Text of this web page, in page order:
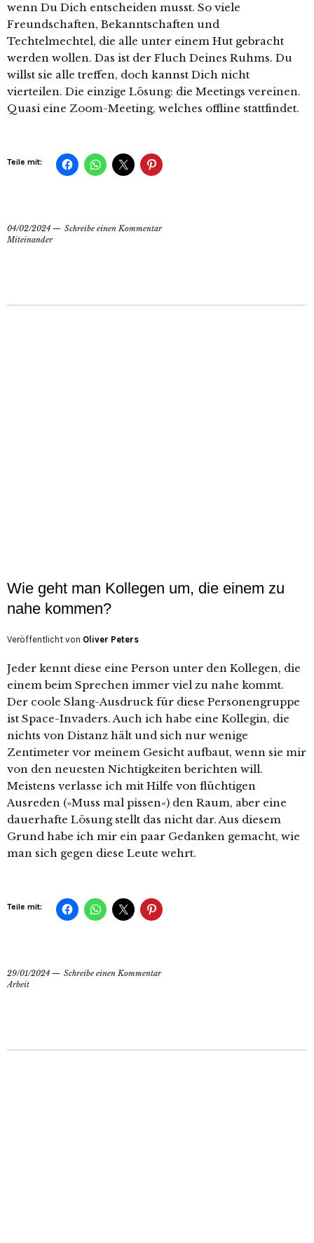
wenn Du Dich entscheiden musst. So viele
Freundschaften, Bekanntschaften und
Techtelmechtel, die alle unter einem Hut gebracht
werden wollen. Das ist der Fluch Deines Ruhms. Du
willst sie alle treffen, doch kannst Dich nicht
vierteilen. Die einzige Lösung: die Meetings vereinen.
Quasi eine Zoom-Meeting, welches offline stattfindet.
Teile mit:
04/02/2024
Schreibe einen Kommentar
Miteinander
Wie geht man Kollegen um, die einem zu
nahe kommen?
Veröffentlicht von Oliver Peters
Jeder kennt diese eine Person unter den Kollegen, die
einem beim Sprechen immer viel zu nahe kommt.
Der coole Slang-Ausdruck für diese Personengruppe
ist Space-Invaders. Auch ich habe eine Kollegin, die
nichts von Distanz hält und sich nur wenige
Zentimeter vor meinem Gesicht aufbaut, wenn sie mir
von den neuesten Nichtigkeiten berichten will.
Meistens verlasse ich mit Hilfe von flüchtigen
Ausreden (»Muss mal pissen«) den Raum, aber eine
dauerhafte Lösung stellt das nicht dar. Aus diesem
Grund habe ich mir ein paar Gedanken gemacht, wie
man sich gegen diese Leute wehrt.
Teile mit:
29/01/2024
Schreibe einen Kommentar
Arbeit